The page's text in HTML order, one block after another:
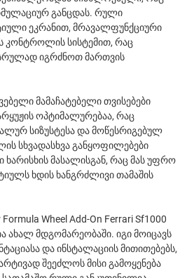
განცდას. რული
ეკრანით, მრავალფუნქციური
კონტროლის სისტემით, რაც
იგრძნოთ მართვის
მამაჩატებელი თვისებები
ოპტიმალურებაა, რაც
სიზუსტესა და მოწესრიგებულ
სხვადასხვა განყოფილებები
მასალისგან, რაც მას უფრო
ხდის ხანგრძლივი თამაშის
Wheel Add-On Ferrari Sf1000
ახალ მდგომარეობაში. იგი მოიცავს
და ინსტალაციის მითითებებს,
შეეძლოს მისი გამოყენება